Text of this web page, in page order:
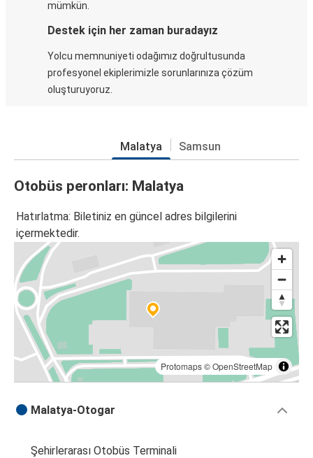
mümkün.
Destek için her zaman buradayız
Yolcu memnuniyeti odağımız doğrultusunda
profesyonel ekiplerimizle sorunlarınıza çözüm
oluşturuyoruz.
Malatya Samsun
Otobüs peronları: Malatya
Hatırlatma: Biletiniz en güncel adres bilgilerini
içermektedir.
Protomaps©OpenStreetMap
Malatya-Otogar
Şehirlerarası Otobüs Terminali